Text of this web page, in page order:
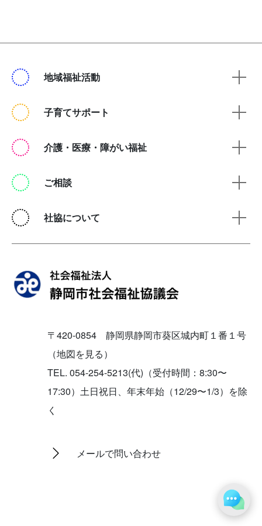
地域福祉活動
子育てサポート
介護・医療・障がい福祉
ご相談
社協について
〒420-0854 静岡県静岡市葵区城内町１番１号
（地図を見る）
TEL. 054-254-5213(代)（受付時間：8:30〜
17:30）土日祝日、年末年始（12/29〜1/3）を除
く
メールで問い合わせ